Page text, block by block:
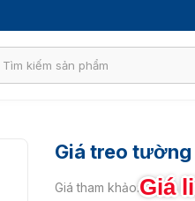
Giá treo
Giá tham khảo:Giá